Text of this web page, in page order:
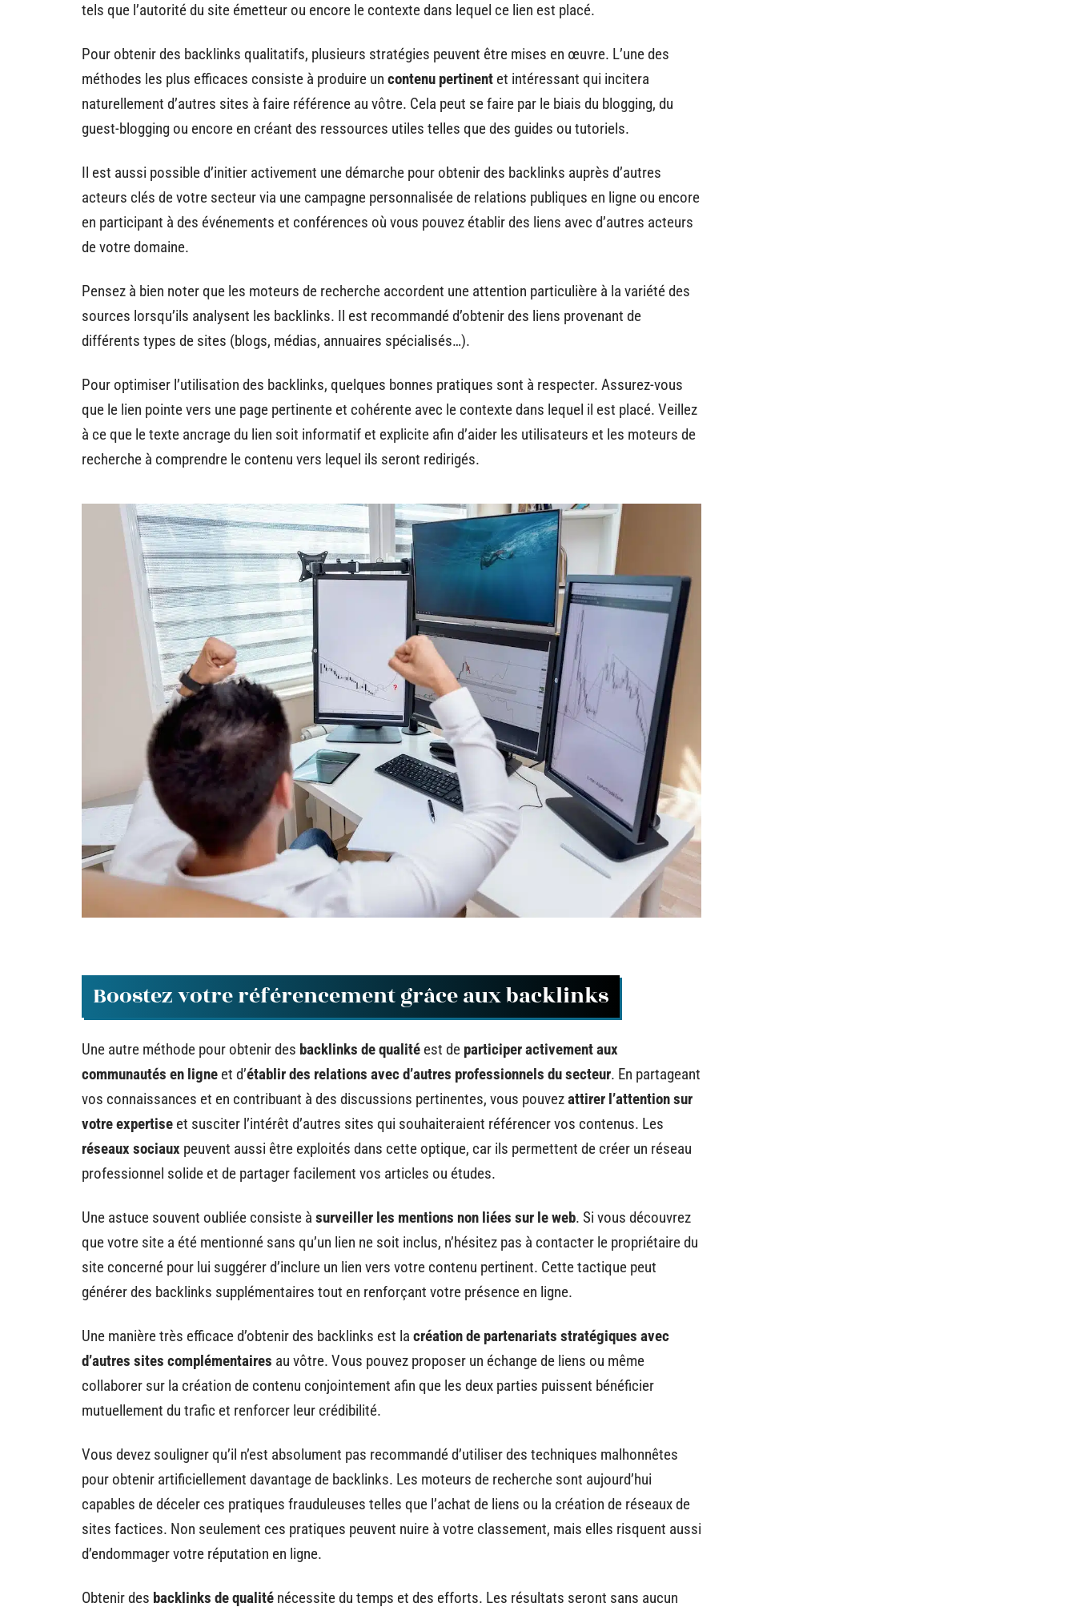
tels que l’autorité du site émetteur ou encore le contexte dans lequel ce lien est placé.
Pour obtenir des backlinks qualitatifs, plusieurs stratégies peuvent être mises en œuvre. L’une des
méthodes les plus efficaces consiste à produire un contenu pertinent et intéressant qui incitera
naturellement d’autres sites à faire référence au vôtre. Cela peut se faire par le biais du blogging, du
guest-blogging ou encore en créant des ressources utiles telles que des guides ou tutoriels.
Il est aussi possible d’initier activement une démarche pour obtenir des backlinks auprès d’autres
acteurs clés de votre secteur via une campagne personnalisée de relations publiques en ligne ou encore
en participant à des événements et conférences où vous pouvez établir des liens avec d’autres acteurs
de votre domaine.
Pensez à bien noter que les moteurs de recherche accordent une attention particulière à la variété des
sources lorsqu’ils analysent les backlinks. Il est recommandé d’obtenir des liens provenant de
différents types de sites (blogs, médias, annuaires spécialisés…).
Pour optimiser l’utilisation des backlinks, quelques bonnes pratiques sont à respecter. Assurez-vous
que le lien pointe vers une page pertinente et cohérente avec le contexte dans lequel il est placé. Veillez
à ce que le texte ancrage du lien soit informatif et explicite afin d’aider les utilisateurs et les moteurs de
recherche à comprendre le contenu vers lequel ils seront redirigés.
Boostez votre référencement grâce aux backlinks
Une autre méthode pour obtenir des backlinks de qualité est de participer activement aux
communautés en ligne et d’établir des relations avec d’autres professionnels du secteur. En partageant
vos connaissances et en contribuant à des discussions pertinentes, vous pouvezattirer l’attention sur
votre expertise et susciter l’intérêt d’autres sites qui souhaiteraient référencer vos contenus. Les
réseaux sociaux peuvent aussi être exploités dans cette optique, car ils permettent de créer un réseau
professionnel solide et de partager facilement vos articles ou études.
Une astuce souvent oubliée consiste à surveiller les mentions non liées sur le web. Si vous découvrez
que votre site a été mentionné sans qu’un lien ne soit inclus, n’hésitez pas à contacter le propriétaire du
site concerné pour lui suggérer d’inclure un lien vers votre contenu pertinent. Cette tactique peut
générer des backlinks supplémentaires tout en renforçant votre présence en ligne.
Une manière très efficace d’obtenir des backlinks est la création de partenariats stratégiques avec
d’autres sites complémentaires au vôtre. Vous pouvez proposer un échange de liens ou même
collaborer sur la création de contenu conjointement afin que les deux parties puissent bénéficier
mutuellement du trafic et renforcer leur crédibilité.
Vous devez souligner qu’il n’est absolument pas recommandé d’utiliser des techniques malhonnêtes
pour obtenir artificiellement davantage de backlinks. Les moteurs de recherche sont aujourd’hui
capables de déceler ces pratiques frauduleuses telles que l’achat de liens ou la création de réseaux de
sites factices. Non seulement ces pratiques peuvent nuire à votre classement, mais elles risquent aussi
d’endommager votre réputation en ligne.
Obtenir des backlinks de qualité nécessite du temps et des efforts. Les résultats seront sans aucun